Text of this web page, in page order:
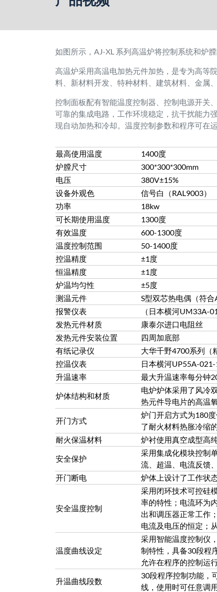
如图所示，AJ-XL 系列高温炉将控制系统和炉
高温炉采用高温电加热元件加热，是专为高等
料、新材料开发、特种材料、建筑材料、金属
控制面板配有智能温度控制器、控制电源开关
可靠的集成电路，工作环境稳定，抗干扰能力
现自动加热和冷却。温度控制参数和程序可在
最高使用温度
1400度
炉膛尺寸
300*300*300mm
电压
380V±15%
设备外观色
信号白（RAL9003）
功率
18kw
可长期使用温度
1300度
有效温度
600-1300度
温度控制范围
50-1400度
控温精度
±1度
恒温精度
±1度
炉温均匀性
±5度
测温元件
S型双芯热电偶（符
报警仪表
（日本横河UM33A-
发热元件材质
康泰尔进口电阻丝
发热元件安装位置
四周加底部
有纸记录仪
大华千野4700系列
控温仪表
日本横河UP55A-
升温速率
最大升温速率每分钟
炉体结构和材质
电炉炉体采用了风冷
热元件导电片的高温
开门方式
炉门开启方式为180
了耐火材料热胀冷缩
耐火保温材料
炉衬使用真空成型高
安全保护
采用集成化模块控制
流、超温、电流反馈
开门断电
炉体上设计了工作状
安全温度控制
采用闭环技术可控硅
率的特性；电流环为
出和调压器正常工作
电流及电压的恒定；
温度曲线设定
采用智能温度控制仪
制特性，具备30段程
允许在程序的控制运
升温曲线段数
30段程序控制功能，
线，使用时可任意调